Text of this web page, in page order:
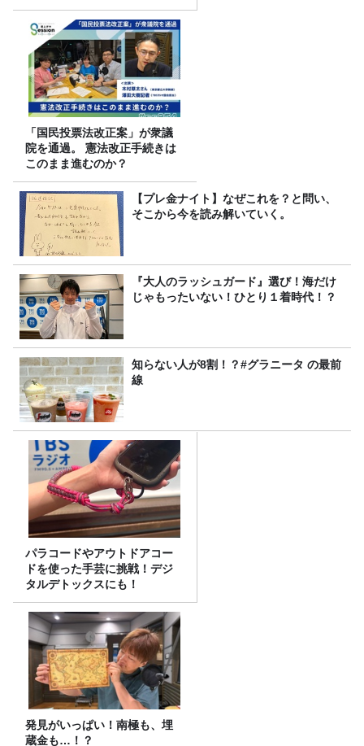
「国民投票法改正案」が衆議
院を通過。 憲法改正手続きは
このまま進むのか？
【プレ金ナイト】なぜこれを？と問い、
そこから今を読み解いていく。
『大人のラッシュガード』選び！海だけ
じゃもったいない！ひとり１着時代！？
知らない人が8割！？#グラニータ の最前
線
パラコードやアウトドアコー
ドを使った手芸に挑戦！デジ
タルデトックスにも！
発見がいっぱい！南極も、埋
蔵金も…！？